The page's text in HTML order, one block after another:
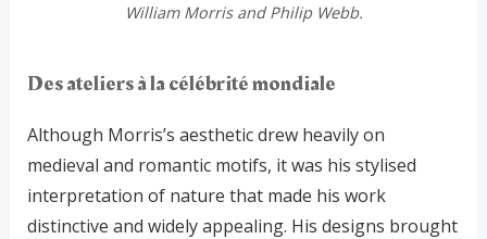
William Morris and Philip Webb.
Des ateliers à la célébrité mondiale
Although Morris’s aesthetic drew heavily on
medieval and romantic motifs, it was his stylised
interpretation of nature that made his work
distinctive and widely appealing. His designs brought